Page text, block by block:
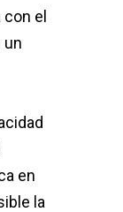
con el
un
en
la